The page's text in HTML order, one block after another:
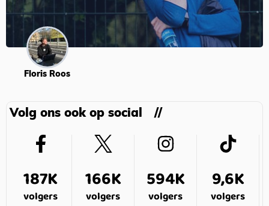
Floris Roos
Volg ons ook op social
187K
volgers
166K
volgers
594K
volgers
9,6K
volgers